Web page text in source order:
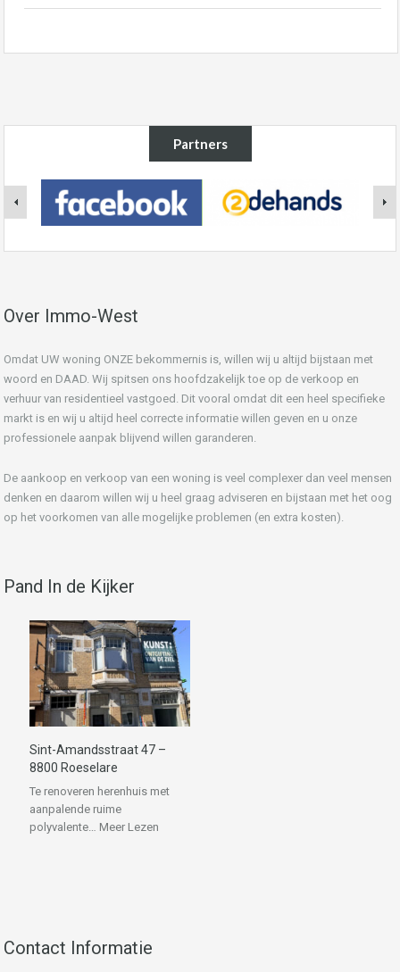
Partners
Over Immo-West
Omdat UW woning ONZE bekommernis is, willen wij u altijd bijstaan met
woord en DAAD. Wij spitsen ons hoofdzakelijk toe op de verkoop en
verhuur van residentieel vastgoed. Dit vooral omdat dit een heel specifieke
markt is en wij u altijd heel correcte informatie willen geven en u onze
professionele aanpak blijvend willen garanderen.
De aankoop en verkoop van een woning is veel complexer dan veel mensen
denken en daarom willen wij u heel graag adviseren en bijstaan met het oog
op het voorkomen van alle mogelijke problemen (en extra kosten).
Pand In de Kijker
Sint-Amandsstraat 47 –
8800 Roeselare
Te renoveren herenhuis met
aanpalende ruime
polyvalente… Meer Lezen
Contact Informatie